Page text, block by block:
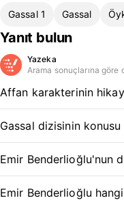
Gassal 1 Gassal
Yanıt bulun
Yazeka
Arama sonuçlarına göre
Affan karakterinin
Gassal dizisinin konusu
Emir Benderlioğlu'nun
Emir Benderlioğlu